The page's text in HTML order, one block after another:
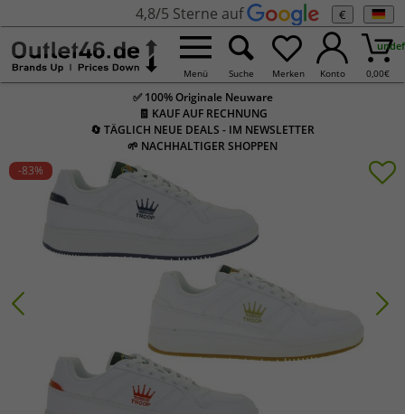
4,8/5 Sterne auf €
Menü Suche Merken Konto 0,00€
✅ 100% Originale Neuware
🧾 KAUF AUF RECHNUNG
🔄 TÄGLICH NEUE DEALS - IM NEWSLETTER
🌱 NACHHALTIGER SHOPPEN
-83%